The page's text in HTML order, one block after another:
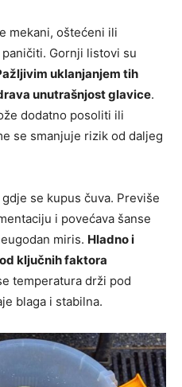
mekani, oštećeni ili
Gornji listovi su
uklanjanjem tih
unutrašnjost glavice.
dodatno posoliti ili
se smanjuje rizik od daljeg
se kupus čuva. Previše
i povećava šanse
miris. Hladno i
ključnih faktora
temperatura drži pod
blaga i stabilna.